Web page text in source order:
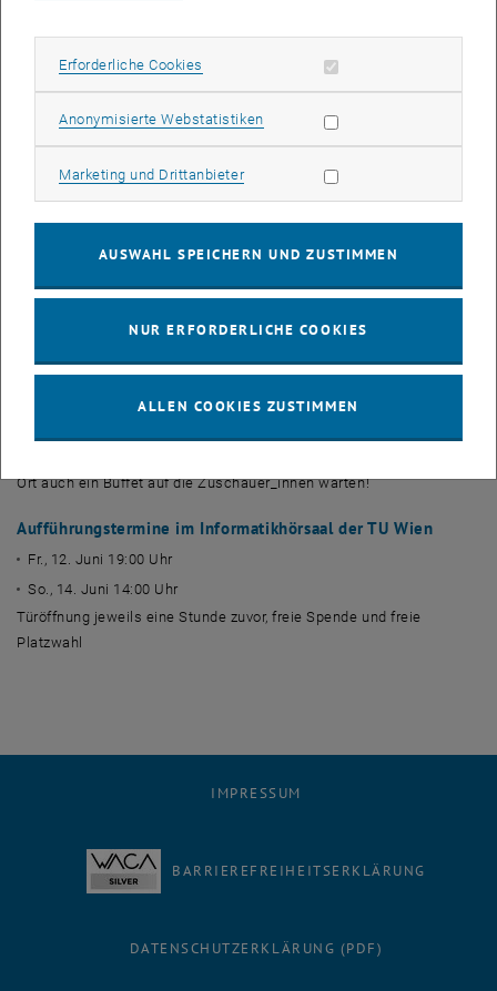
Zugang zum Theater widerspiegelt unsere Vorstellung einer
Theatergruppe, die überall proben und aufführen kann und an Orten,
die im Alltag eine ganz andere Funktion haben, eine Geschichte
erzählt.
Von den ursprünglich vier Farcen, die unter eben diesem Titel
aller Alltag an der TU Wien liegt. In neuen Konstellationen in Regie
Toskana Komödien und Krimis geworden, die einen selbst im
Ort auch ein Buffet auf die Zuschauer_innen warten!
Aufführungstermine im Informatikhörsaal der TU Wien
Fr., 12. Juni 19:00 Uhr
So., 14. Juni 14:00 Uhr
Türöffnung jeweils eine Stunde zuvor, freie Spende und freie
Platzwahl
IMPRESSUM
BARRIEREFREIHEITSERKLÄRUNG
DATENSCHUTZERKLÄRUNG (PDF)
Erforderliche Cookies Erforderliche Cookies zulassen
Anonymisierte WebstatistikenStatistik Cookies zulassen
Marketing und DrittanbieterMarketing Cookies zulassen
AUSWAHL SPEICHERN UND ZUSTIMMEN
NUR ERFORDERLICHE COOKIES
ALLEN COOKIES ZUSTIMMEN